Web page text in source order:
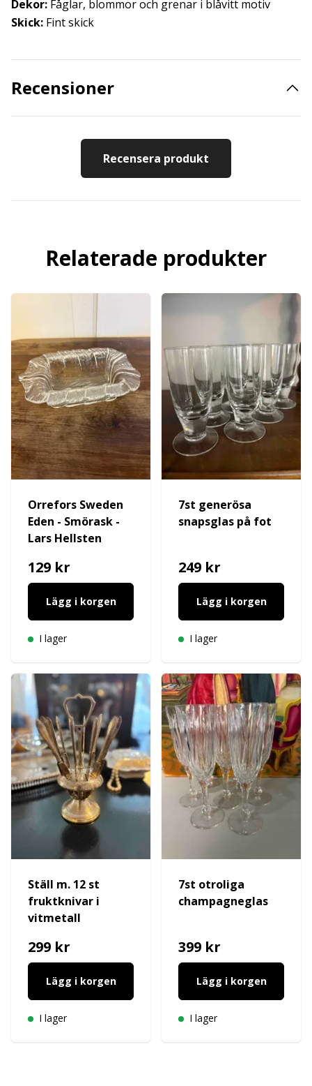
Dekor: Fåglar, blommor och grenar i blåvitt motiv
Skick: Fint skick
Recensioner
Recensera produkt
Relaterade produkter
Orrefors Sweden
Eden - Smörask -
Lars Hellsten
129 kr
Lägg i korgen
I lager
7st generösa
snapsglas på fot
249 kr
Lägg i korgen
I lager
Ställ m. 12 st
fruktknivar i
vitmetall
299 kr
Lägg i korgen
I lager
7st otroliga
champagneglas
399 kr
Lägg i korgen
I lager